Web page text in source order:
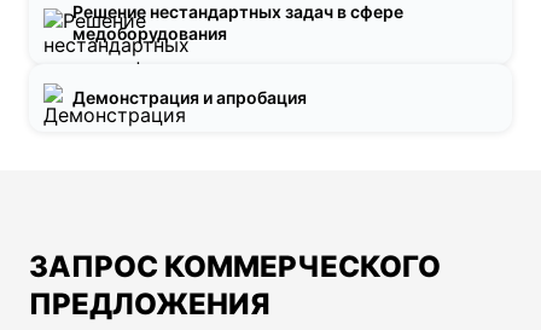
Решение нестандартных задач в сфере
медоборудования
Демонстрация и апробация
ЗАПРОС КОММЕРЧЕСКОГО
ПРЕДЛОЖЕНИЯ